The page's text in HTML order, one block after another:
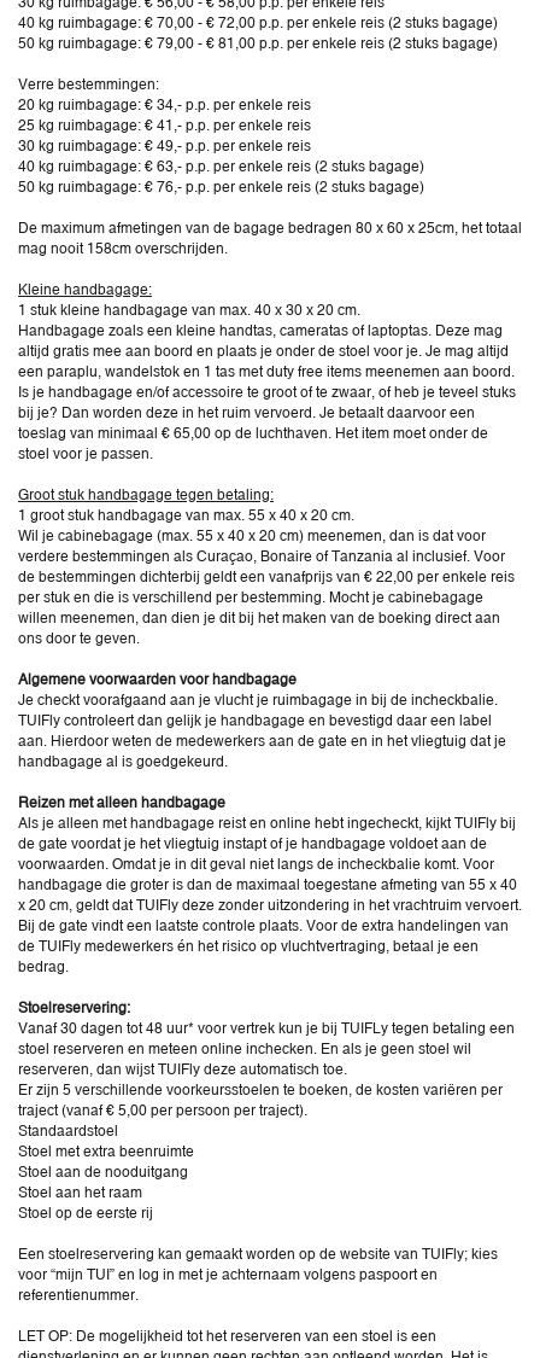
40 kg ruimbagage: € 70,00 - € 72,00 p.p. per enkele reis (2 stuks bagage)
50 kg ruimbagage: € 79,00 - € 81,00 p.p. per enkele reis (2 stuks bagage)
Verre bestemmingen:
20 kg ruimbagage: € 34,- p.p. per enkele reis
25 kg ruimbagage: € 41,- p.p. per enkele reis
30 kg ruimbagage: € 49,- p.p. per enkele reis
40 kg ruimbagage: € 63,- p.p. per enkele reis (2 stuks bagage)
50 kg ruimbagage: € 76,- p.p. per enkele reis (2 stuks bagage)
De maximum afmetingen van de bagage bedragen 80 x 60 x 25cm, het totaal
mag nooit 158cm overschrijden.
Kleine handbagage:
1 stuk kleine handbagage van max. 40 x 30 x 20 cm.
Handbagage zoals een kleine handtas, cameratas of laptoptas. Deze mag
altijd gratis mee aan boord en plaats je onder de stoel voor je. Je mag altijd
een paraplu, wandelstok en 1 tas met duty free items meenemen aan boord.
Is je handbagage en/of accessoire te groot of te zwaar, of heb je teveel stuks
bij je? Dan worden deze in het ruim vervoerd. Je betaalt daarvoor een
toeslag van minimaal € 65,00 op de luchthaven. Het item moet onder de
stoel voor je passen.
Groot stuk handbagage tegen betaling:
1 groot stuk handbagage van max. 55 x 40 x 20 cm.
Wil je cabinebagage (max. 55 x 40 x 20 cm) meenemen, dan is dat voor
verdere bestemmingen als Curaçao, Bonaire of Tanzania al inclusief. Voor
de bestemmingen dichterbij geldt een vanafprijs van € 22,00 per enkele reis
per stuk en die is verschillend per bestemming. Mocht je cabinebagage
willen meenemen, dan dien je dit bij het maken van de boeking direct aan
ons door te geven.
Algemene voorwaarden voor handbagage
Je checkt voorafgaand aan je vlucht je ruimbagage in bij de incheckbalie.
TUIFly controleert dan gelijk je handbagage en bevestigd daar een label
aan. Hierdoor weten de medewerkers aan de gate en in het vliegtuig dat je
handbagage al is goedgekeurd.
Reizen met alleen handbagage
Als je alleen met handbagage reist en online hebt ingecheckt, kijkt TUIFly bij
de gate voordat je het vliegtuig instapt of je handbagage voldoet aan de
voorwaarden. Omdat je in dit geval niet langs de incheckbalie komt. Voor
handbagage die groter is dan de maximaal toegestane afmeting van 55 x 40
x 20 cm, geldt dat TUIFly deze zonder uitzondering in het vrachtruim vervoert.
Bij de gate vindt een laatste controle plaats. Voor de extra handelingen van
de TUIFly medewerkers én het risico op vluchtvertraging, betaal je een
bedrag.
Stoelreservering:
Vanaf 30 dagen tot 48 uur* voor vertrek kun je bij TUIFLy tegen betaling een
stoel reserveren en meteen online inchecken. En als je geen stoel wil
reserveren, dan wijst TUIFly deze automatisch toe.
Er zijn 5 verschillende voorkeursstoelen te boeken, de kosten variëren per
traject (vanaf € 5,00 per persoon per traject).
Standaardstoel
Stoel met extra beenruimte
Stoel aan de nooduitgang
Stoel aan het raam
Stoel op de eerste rij
Een stoelreservering kan gemaakt worden op de website van TUIFly; kies
voor “mijn TUI” en log in met je achternaam volgens paspoort en
referentienummer.
LET OP: De mogelijkheid tot het reserveren van een stoel is een